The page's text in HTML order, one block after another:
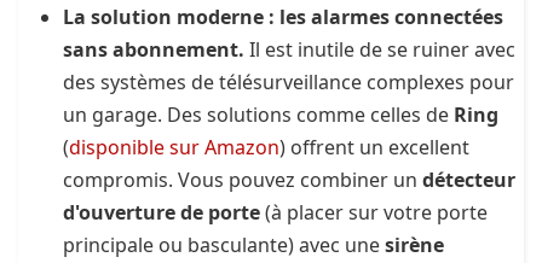
La solution moderne : les alarmes connectées
sans abonnement. Il est inutile de se ruiner avec
des systèmes de télésurveillance complexes pour
un garage. Des solutions comme celles de Ring
(disponible sur Amazon) offrent un excellent
compromis. Vous pouvez combiner un détecteur
d'ouverture de porte(à placer sur votre porte
principale ou basculante) avec unesirène